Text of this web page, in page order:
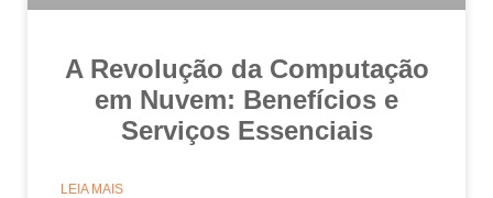
A Revolução da Computação
em Nuvem: Benefícios e
Serviços Essenciais
LEIA MAIS